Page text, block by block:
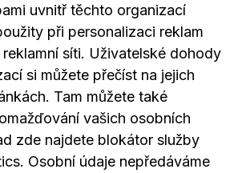
uvnitř těchto organizací
při personalizaci reklam
síti. Uživatelské dohody
si můžete přečíst na jejich
Tam můžete také
vašich osobních
zde najdete blokátor služby
Osobní údaje nepředáváme